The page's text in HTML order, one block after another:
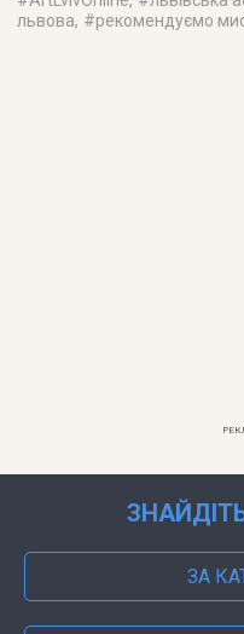
львова, #рекомендуємо
ЗА